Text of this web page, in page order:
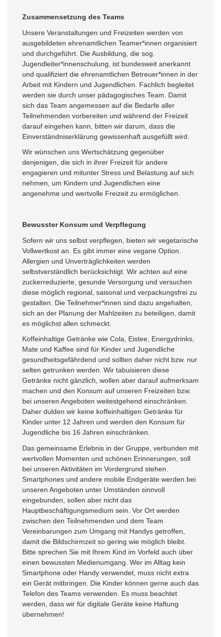
Zusammensetzung des Teams
Unsere Veranstaltungen und Freizeiten werden von
ausgebildeten ehrenamtlichen Teamer*innen organisiert
und durchgeführt. Die Ausbildung, die sog.
Jugendleiter*innenschulung, ist bundesweit anerkannt
und qualifiziert die ehrenamtlichen Betreuer*innen in der
Arbeit mit Kindern und Jugendlichen. Fachlich begleitet
werden sie durch unser pädagogisches Team. Damit
sich das Team angemessen auf die Bedarfe aller
Teilnehmenden vorbereiten und während der Freizeit
darauf eingehen kann, bitten wir darum, dass die
Einverständniserklärung gewissenhaft ausgefüllt wird.
Wir wünschen uns Wertschätzung gegenüber
denjenigen, die sich in ihrer Freizeit für andere
engagieren und mitunter Stress und Belastung auf sich
nehmen, um Kindern und Jugendlichen eine
angenehme und wertvolle Freizeit zu ermöglichen.
Bewusster Konsum und Verpflegung
Sofern wir uns selbst verpflegen, bieten wir vegetarische
Vollwertkost an. Es gibt immer eine vegane Option.
Allergien und Unverträglichkeiten werden
selbstverständlich berücksichtigt. Wir achten auf eine
zuckerreduzierte, gesunde Versorgung und versuchen
diese möglich regional, saisonal und verpackungsfrei zu
gestalten. Die Teilnehmer*innen sind dazu angehalten,
sich an der Planung der Mahlzeiten zu beteiligen, damit
es möglichst allen schmeckt.
Koffeinhaltige Getränke wie Cola, Eistee, Energydrinks,
Mate und Kaffee sind für Kinder und Jugendliche
gesundheitsgefährdend und sollten daher nicht bzw. nur
selten getrunken werden. Wir tabuisieren diese
Getränke nicht gänzlich, wollen aber darauf aufmerksam
machen und den Konsum auf unseren Freizeiten bzw.
bei unseren Angeboten weitestgehend einschränken.
Daher dulden wir keine koffeinhaltigen Getränke für
Kinder unter 12 Jahren und werden den Konsum für
Jugendliche bis 16 Jahren einschränken.
Das gemeinsame Erlebnis in der Gruppe, verbunden mit
wertvollen Momenten und schönen Erinnerungen, soll
bei unseren Aktivitäten im Vordergrund stehen.
Smartphones und andere mobile Endgeräte werden bei
unseren Angeboten unter Umständen sinnvoll
eingebunden, sollen aber nicht das
Hauptbeschäftigungsmedium sein. Vor Ort werden
zwischen den Teilnehmenden und dem Team
Vereinbarungen zum Umgang mit Handys getroffen,
damit die Bildschirmzeit so gering wie möglich bleibt.
Bitte sprechen Sie mit Ihrem Kind im Vorfeld auch über
einen bewussten Medienumgang. Wer im Alltag kein
Smartphone oder Handy verwendet, muss nicht extra
ein Gerät mitbringen. Die Kinder können gerne auch das
Telefon des Teams verwenden. Es muss beachtet
werden, dass wir für digitale Geräte keine Haftung
übernehmen!